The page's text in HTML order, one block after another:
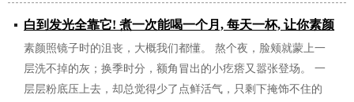
白到发光全靠它! 煮一次能喝一个月, 每天一杯, 让你素颜
都美!
素颜照镜子时的沮丧，大概我们都懂。 熬个夜，脸颊就蒙上一
层洗不掉的灰；换季时分，额角冒出的小疙瘩又嚣张登场。 一
层层粉底压上去，却总觉得少了点鲜活气，只剩下掩饰不住的